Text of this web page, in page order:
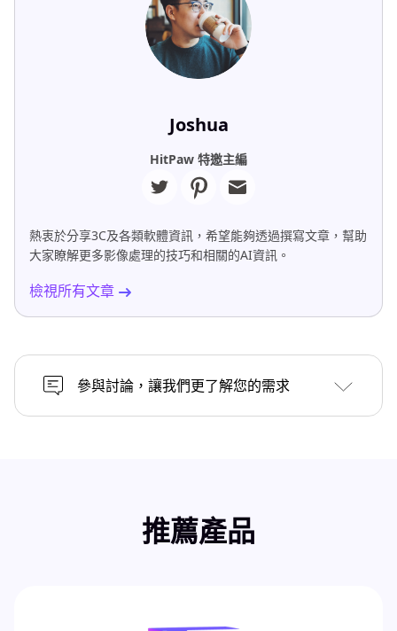
Joshua
HitPaw 特邀主編
熱衷於分享3C及各類軟體資訊，希望能夠透過撰寫文章，幫助
大家瞭解更多影像處理的技巧和相關的AI資訊。
檢視所有文章
參與討論，讓我們更了解您的需求
推薦產品